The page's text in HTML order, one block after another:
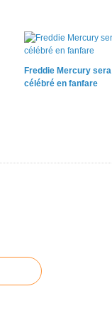
Freddie Mercury sera
célébré en fanfare